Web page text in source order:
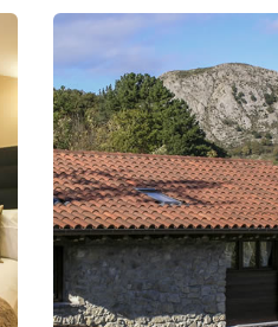
Hotel rural
Entremontes